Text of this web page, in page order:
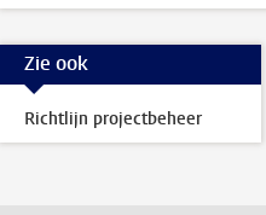
Zie ook
Richtlijn projectbeheer